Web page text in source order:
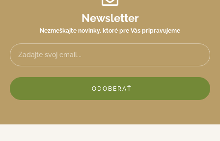
Newsletter
Nezmeškajte novinky, ktoré pre Vás pripravujeme
ODOBERAŤ